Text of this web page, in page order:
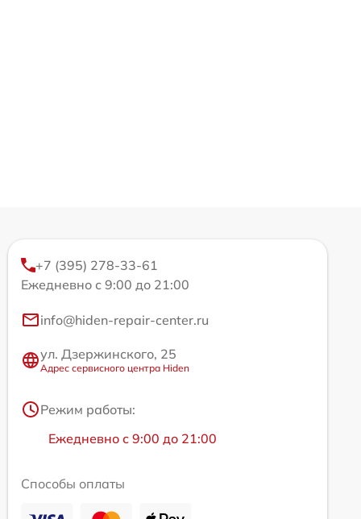
+7 (395) 278-33-61
Ежедневно с 9:00 до 21:00
info@hiden-repair-center.ru
ул. Дзержинского, 25
Адрес сервисного центра Hiden
Режим работы:
Ежедневно с 9:00 до 21:00
Способы оплаты